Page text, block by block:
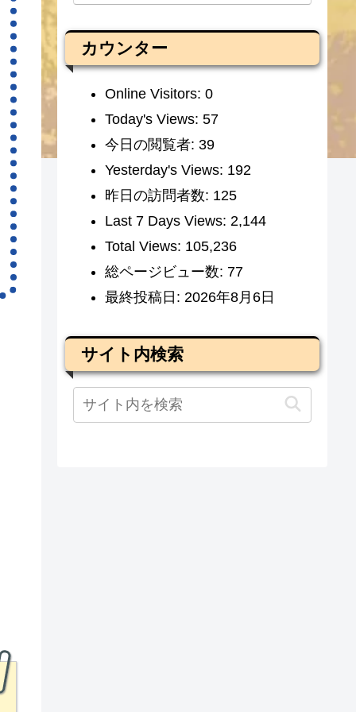
カウンター
Online Visitors: 0
Today's Views: 57
今日の閲覧者: 39
Yesterday's Views: 192
昨日の訪問者数: 125
Last 7 Days Views: 2,144
Total Views: 105,236
総ページビュー数: 77
最終投稿日: 2026年8月6日
サイト内検索